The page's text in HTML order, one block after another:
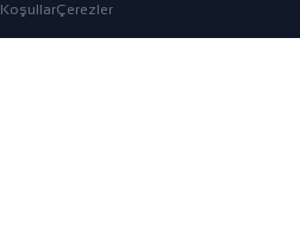
KoşullarÇerezler